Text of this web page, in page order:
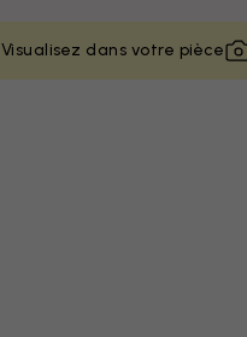
Visualisez dans votre pièce